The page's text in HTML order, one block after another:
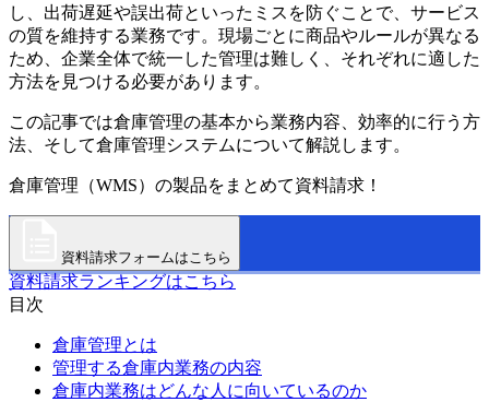
し、出荷遅延や誤出荷といったミスを防ぐことで、サービス
の質を維持する業務です。現場ごとに商品やルールが異なる
ため、企業全体で統一した管理は難しく、それぞれに適した
方法を見つける必要があります。
この記事では倉庫管理の基本から業務内容、効率的に行う方
法、そして倉庫管理システムについて解説します。
倉庫管理（WMS）の製品をまとめて資料請求！
資料請求フォームはこちら
資料請求ランキングはこちら
目次
倉庫管理とは
管理する倉庫内業務の内容
倉庫内業務はどんな人に向いているのか